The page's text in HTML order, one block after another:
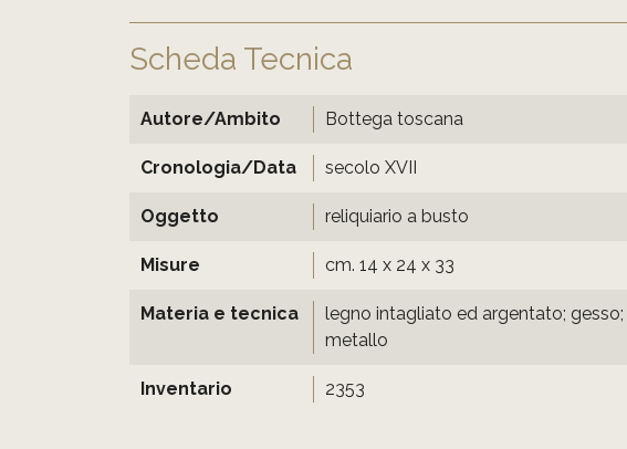
Scheda Tecnica
Autore/Ambito Bottega toscana
Cronologia/Data secolo XVII
Oggetto reliquiario a busto
Misure cm. 14 x 24 x 33
Materia e tecnica
legno intagliato ed argentato; gesso;
metallo
Inventario 2353